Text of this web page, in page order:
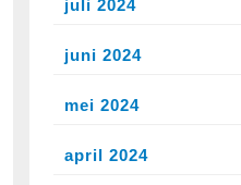
juli 2024
juni 2024
mei 2024
april 2024